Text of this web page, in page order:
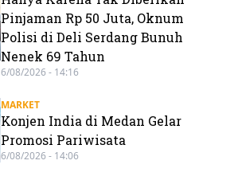
Pinjaman Rp 50 Juta, Oknum
Polisi di Deli Serdang Bunuh
Nenek 69 Tahun
6/08/2026 - 14:16
MARKET
Konjen India di Medan Gelar
Promosi Pariwisata
6/08/2026 - 14:06